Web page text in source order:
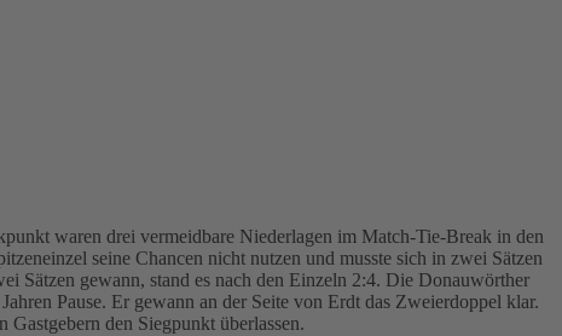
waren drei vermeidbare Niederlagen im Match-Tie-Break in den
seine Chancen nicht nutzen und musste sich in zwei Sätzen
Sätzen gewann, stand es nach den Einzeln 2:4. Die Donauwörther
Pause. Er gewann an der Seite von Erdt das Zweierdoppel klar.
den Siegpunkt überlassen.